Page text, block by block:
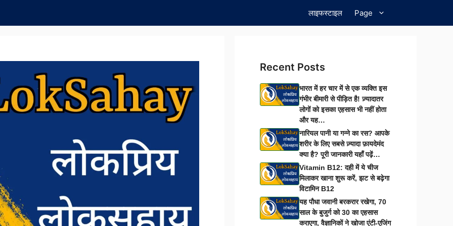
लाइफस्टाइल Page
Recent Posts
भारत में हर चार में से एक व्यक्ति इस
गंभीर बीमारी से पीड़ित है! ज़्यादातर
लोगों को इसका एहसास भी नहीं होता
और यह…
नारियल पानी या गन्ने का रस? आपके
शरीर के लिए सबसे ज़्यादा फ़ायदेमंद
क्या है? पूरी जानकारी यहाँ पढ़ें…
Vitamin B12: दही में ये चीज
मिलाकर खाना शुरू करें, झट से बढ़ेगा
विटामिन B12
यह पौधा जवानी बरकरार रखेगा, 70
साल के बुजुर्ग को 30 का एहसास
कराएगा, वैज्ञानिकों ने खोजा एंटी-एजिंग